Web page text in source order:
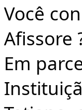
Você
Afissore
Em